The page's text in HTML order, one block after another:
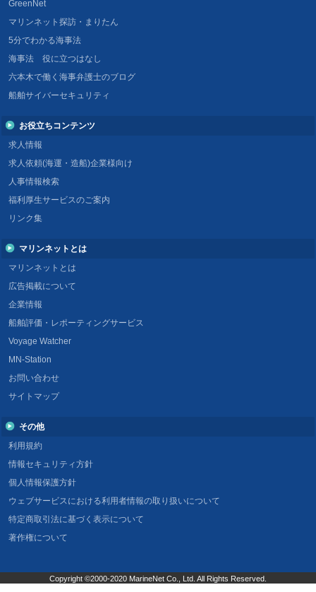
GreenNet
マリンネット探訪・まりたん
5分でわかる海事法
海事法 役に立つはなし
六本木で働く海事弁護士のブログ
船舶サイバーセキュリティ
お役立ちコンテンツ
求人情報
求人依頼(海運・造船)企業様向け
人事情報検索
福利厚生サービスのご案内
リンク集
マリンネットとは
マリンネットとは
広告掲載について
企業情報
船舶評価・レポーティングサービス
Voyage Watcher
MN-Station
お問い合わせ
サイトマップ
その他
利用規約
情報セキュリティ方針
個人情報保護方針
ウェブサービスにおける利用者情報の取り扱いについて
特定商取引法に基づく表示について
著作権について
Copyright ©2000-2020 MarineNet Co., Ltd. All Rights Reserved.